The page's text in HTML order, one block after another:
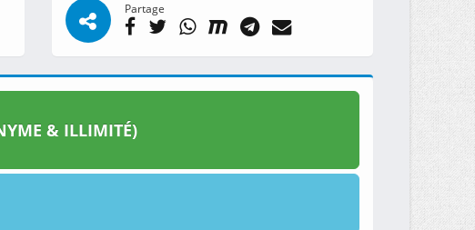
Partage
& ILLIMITÉ)